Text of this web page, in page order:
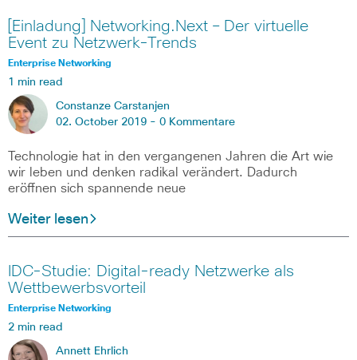
[Einladung] Networking.Next – Der virtuelle
Event zu Netzwerk-Trends
Enterprise Networking
1 min read
Constanze Carstanjen
02. October 2019 - 0 Kommentare
Technologie hat in den vergangenen Jahren die Art wie
wir leben und denken radikal verändert. Dadurch
eröffnen sich spannende neue
Weiter lesen
IDC-Studie: Digital-ready Netzwerke als
Wettbewerbsvorteil
Enterprise Networking
2 min read
Annett Ehrlich